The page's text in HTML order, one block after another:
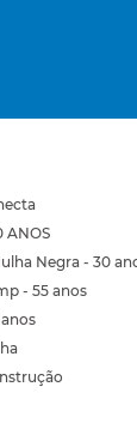
ANOS
Negra - 30
- 55 anos